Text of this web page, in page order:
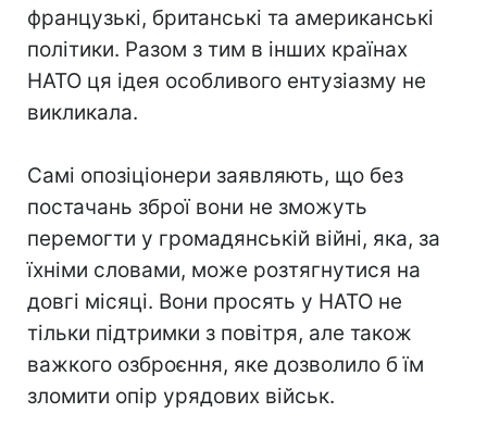
французькі, британські та американські
політики. Разом з тим в інших країнах
НАТО ця ідея особливого ентузіазму не
викликала.
Самі опозіціонери заявляють, що без
постачань зброї вони не зможуть
перемогти у громадянській війні, яка, за
їхніми словами, може розтягнутися на
довгі місяці. Вони просять у НАТО не
тільки підтримки з повітря, але також
важкого озброєння, яке дозволило б їм
зломити опір урядових військ.